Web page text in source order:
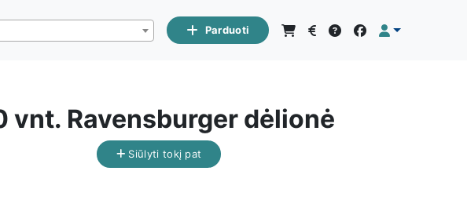
Parduoti
vnt. Ravensburger dėlionė
Siūlyti tokį pat